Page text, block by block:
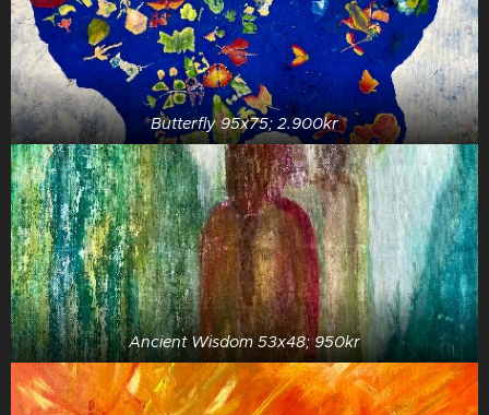
Butterfly 95x75; 2.900kr
Ancient Wisdom 53x48; 950kr